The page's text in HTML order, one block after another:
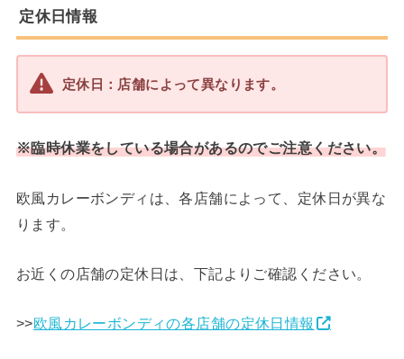
定休日情報
定休日：店舗によって異なります。
※臨時休業をしている場合があるのでご注意ください。
欧風カレーボンディは、各店舗によって、定休日が異な
ります。
お近くの店舗の定休日は、下記よりご確認ください。
>>欧風カレーボンディの各店舗の定休日情報